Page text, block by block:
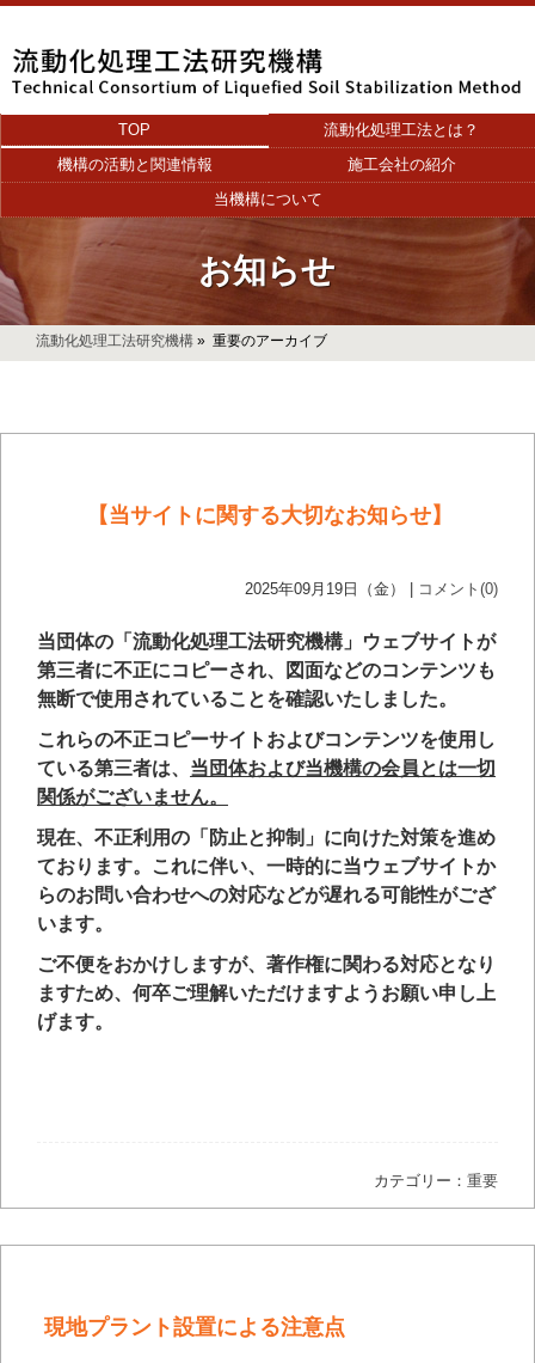
TOP
流動化処理工法とは？
機構の活動と関連情報
施工会社の紹介
当機構について
お知らせ
流動化処理工法研究機構 » 重要のアーカイブ
【当サイトに関する大切なお知らせ】
2025年09月19日（金） | コメント(0)
当団体の「流動化処理工法研究機構」ウェブサイトが
第三者に不正にコピーされ、図面などのコンテンツも
無断で使用されていることを確認いたしました。
これらの不正コピーサイトおよびコンテンツを使用し
ている第三者は、 当団体および当機構の会員とは一切
関係がございません。
現在、不正利用の「防止と抑制」に向けた対策を進め
ております。これに伴い、一時的に当ウェブサイトか
らのお問い合わせへの対応などが遅れる可能性がござ
います。
ご不便をおかけしますが、著作権に関わる対応となり
ますため、何卒ご理解いただけますようお願い申し上
げます。
カテゴリー： 重要
現地プラント設置による注意点